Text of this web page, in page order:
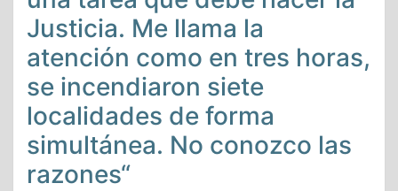
Justicia. Me llama la
atención como en tres horas,
se incendiaron siete
localidades de forma
simultánea. No conozco las
razones“